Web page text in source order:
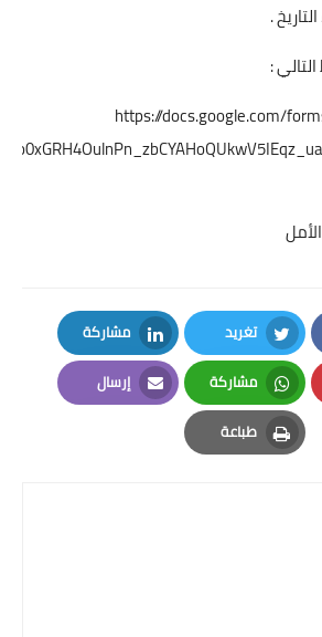
.
:
https://docs.google.com/
تغريد
Twitter
مشاركة
LinkedIn
مشاركة
Whatsapp
إرسال
Email
طباعة
Print